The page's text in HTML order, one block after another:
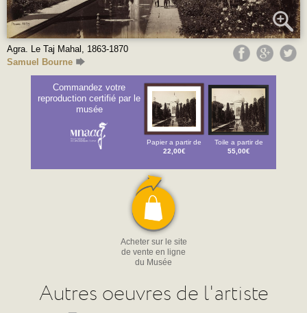
Agra. Le Taj Mahal, 1863-1870
Samuel Bourne
Commandez votre
reproduction certifié par le
musée
Papier a partir de
22,00€
Toile a partir de
55,00€
Acheter sur le site
de vente en ligne
du Musée
Autres oeuvres de l'artiste